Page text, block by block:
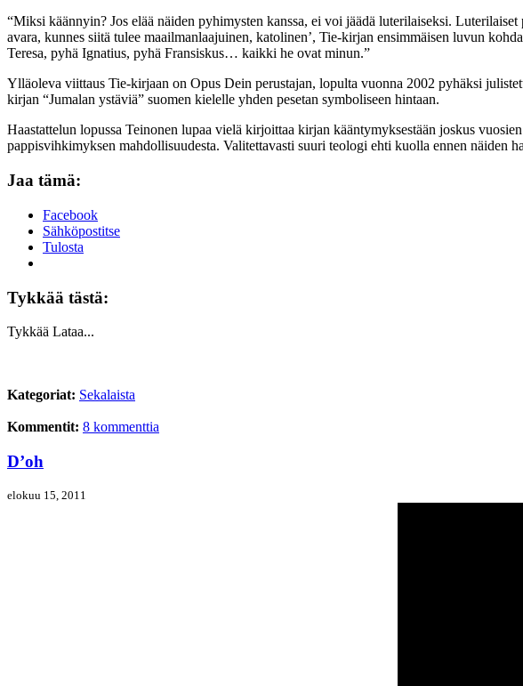
“Miksi käännyin? Jos elää näiden pyhimysten kanssa, ei voi jäädä luterilaiseksi.
avara, kunnes siitä tulee maailmanlaajuinen, katolinen’, Tie-kirjan ensimmäisen luvun
Teresa, pyhä Ignatius, pyhä Fransiskus… kaikki he ovat minun.”
Ylläoleva viittaus Tie-kirjaan on Opus Dein perustajan, lopulta vuonna 2002 pyhäksi
kirjan “Jumalan ystäviä” suomen kielelle yhden pesetan symboliseen hintaan.
Haastattelun lopussa Teinonen lupaa vielä kirjoittaa kirjan kääntymyksestään joskus
pappisvihkimyksen mahdollisuudesta. Valitettavasti suuri teologi ehti kuolla ennen näiden
Jaa tämä:
Facebook
Sähköpostitse
Tulosta
Tykkää tästä:
Tykkää Lataa...
Kategoriat: Sekalaista
Kommentit: 8 kommenttia
D’oh
elokuu 15, 2011